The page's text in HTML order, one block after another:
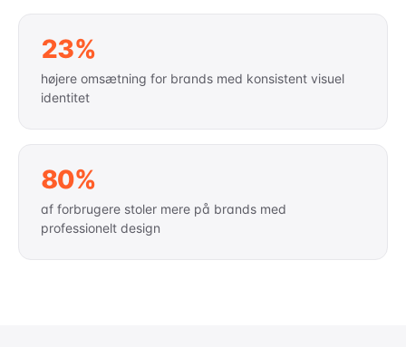
23%
højere omsætning for brands med konsistent visuel
identitet
80%
af forbrugere stoler mere på brands med
professionelt design